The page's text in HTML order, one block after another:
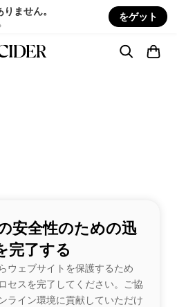
ません。 をゲット
安全性のための迅
完了する
ウェブサイトを保護するため
セスを完了してください。ご協
ライン環境に貢献していただけ